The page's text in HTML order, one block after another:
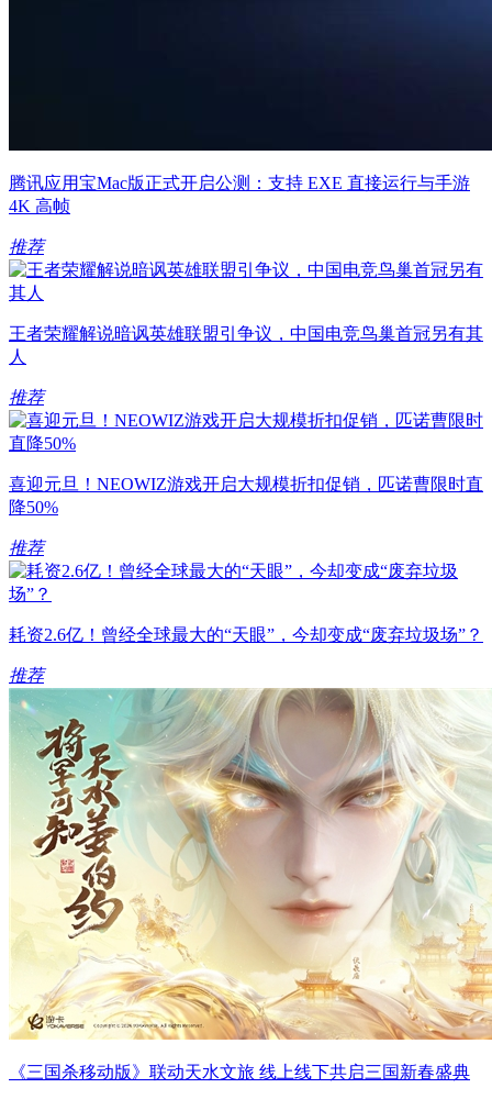
腾讯应用宝Mac版正式开启公测：支持 EXE 直接运行与手游
4K 高帧
推荐
王者荣耀解说暗讽英雄联盟引争议，中国电竞鸟巢首冠另有其
人
推荐
喜迎元旦！NEOWIZ游戏开启大规模折扣促销，匹诺曹限时直
降50%
推荐
耗资2.6亿！曾经全球最大的“天眼”，今却变成“废弃垃圾场”？
推荐
《三国杀移动版》联动天水文旅 线上线下共启三国新春盛典